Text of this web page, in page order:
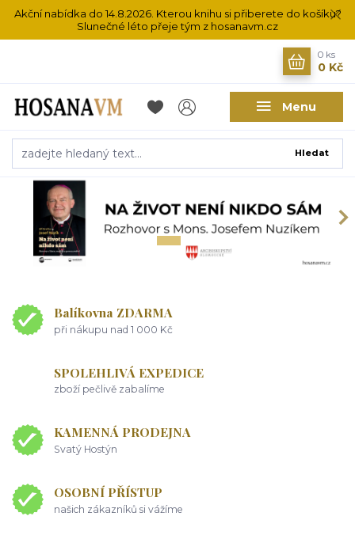
Akční nabídka do 14.8.2026. Kterou knihu si přiberete do košíku?
Slunečné léto přeje tým z hosanavm.cz
Menu
Hledat
0 ks
0 Kč
Balíkovna ZDARMA
při nákupu nad 1 000 Kč
SPOLEHLIVÁ EXPEDICE
zboží pečlivě zabalíme
KAMENNÁ PRODEJNA
Svatý Hostýn
OSOBNÍ PŘÍSTUP
našich zákazníků si vážíme